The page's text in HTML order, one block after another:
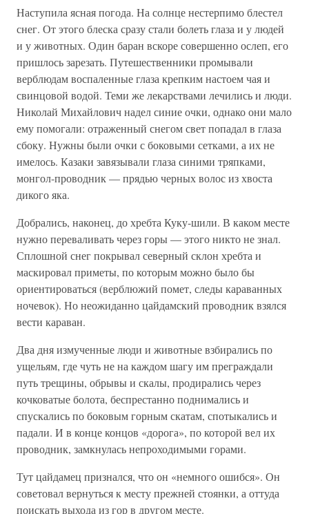
Наступила ясная погода. На солнце нестерпимо блестел
снег. От этого блеска сразу стали болеть глаза и у людей
и у животных. Один баран вскоре совершенно ослеп, его
пришлось зарезать. Путешественники промывали
верблюдам воспаленные глаза крепким настоем чая и
свинцовой водой. Теми же лекарствами лечились и люди.
Николай Михайлович надел синие очки, однако они мало
ему помогали: отраженный снегом свет попадал в глаза
сбоку. Нужны были очки с боковыми сетками, а их не
имелось. Казаки завязывали глаза синими тряпками,
монгол-проводник — прядью черных волос из хвоста
дикого яка.
Добрались, наконец, до хребта Куку-шили. В каком месте
нужно переваливать через горы — этого никто не знал.
Сплошной снег покрывал северный склон хребта и
маскировал приметы, по которым можно было бы
ориентироваться (верблюжий помет, следы караванных
ночевок). Но неожиданно цайдамский проводник взялся
вести караван.
Два дня измученные люди и животные взбирались по
ущельям, где чуть не на каждом шагу им преграждали
путь трещины, обрывы и скалы, продирались через
кочковатые болота, беспрестанно поднимались и
спускались по боковым горным скатам, спотыкались и
падали. И в конце концов «дорога», по которой вел их
проводник, замкнулась непроходимыми горами.
Тут цайдамец признался, что он «немного ошибся». Он
советовал вернуться к месту прежней стоянки, а оттуда
поискать выхода из гор в другом месте.